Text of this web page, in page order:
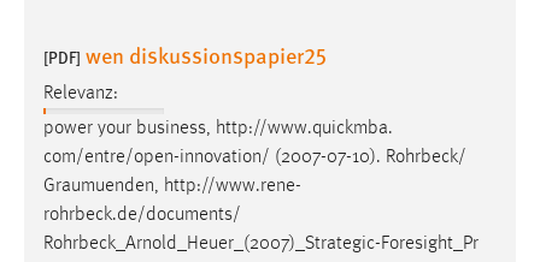
[PDF] wen diskussionspapier25
Relevanz:
power your business, http://www.quickmba.
com/entre/open-innovation/ (2007-07-10). Rohrbeck/
Graumuenden, http://www.rene-
rohrbeck.de/documents/
Rohrbeck_Arnold_Heuer_(2007)_Strategic-Foresight_Pr